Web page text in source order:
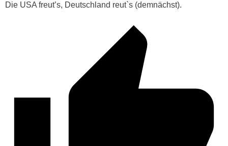
Die USA freut’s, Deutschland reut`s (demnächst).